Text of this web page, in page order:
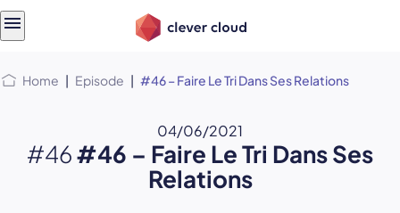
Home | Episode | #46 – Faire Le Tri Dans Ses Relations
04/06/2021
#46#46 – Faire Le Tri Dans Ses
Relations